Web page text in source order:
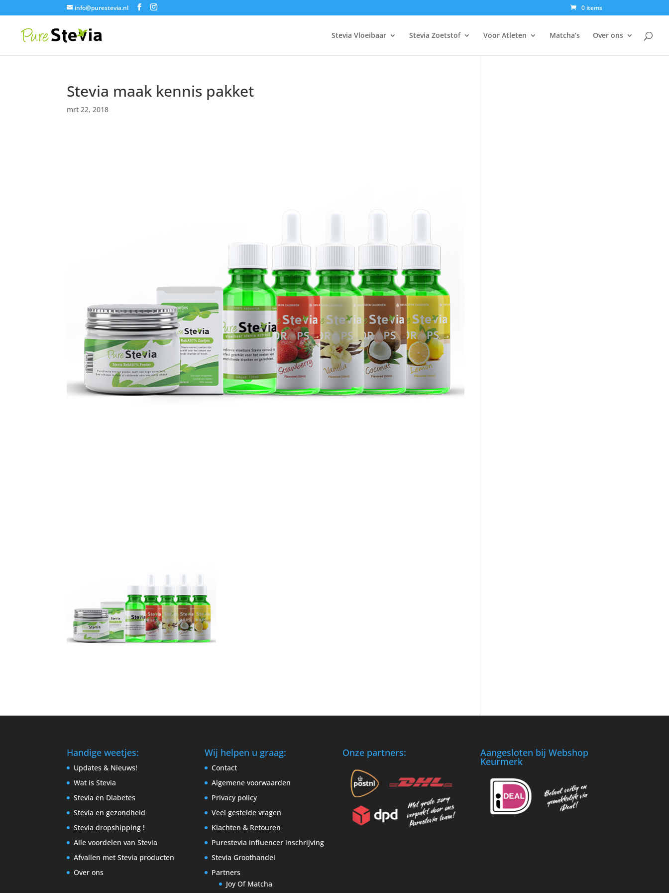
info@purestevia.nl 0 items
Stevia Vloeibaar Stevia Zoetstof Voor Atleten Matcha’s Over ons
Stevia maak kennis pakket
mrt 22, 2018
Handige weetjes:
Updates & Nieuws!
Wat is Stevia
Stevia en Diabetes
Stevia en gezondheid
Stevia dropshipping !
Alle voordelen van Stevia
Afvallen met Stevia producten
Over ons
Wij helpen u graag:
Contact
Algemene voorwaarden
Privacy policy
Veel gestelde vragen
Klachten & Retouren
Purestevia influencer inschrijving
Stevia Groothandel
Partners
Joy Of Matcha
Onze partners: Aangesloten bij Webshop
Keurmerk